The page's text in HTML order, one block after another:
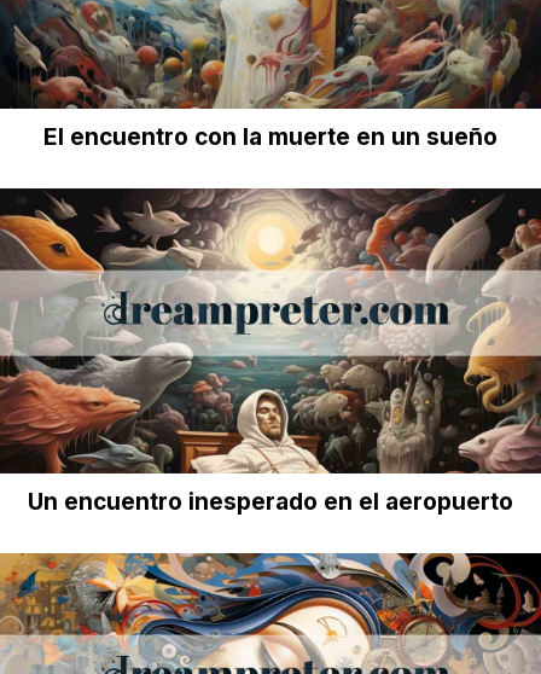
El encuentro con la muerte en un sueño
Un encuentro inesperado en el aeropuerto